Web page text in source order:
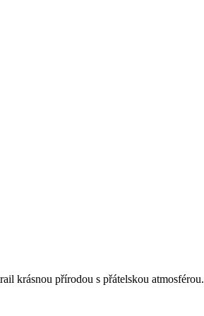
krásnou přírodou s přátelskou atmosférou.